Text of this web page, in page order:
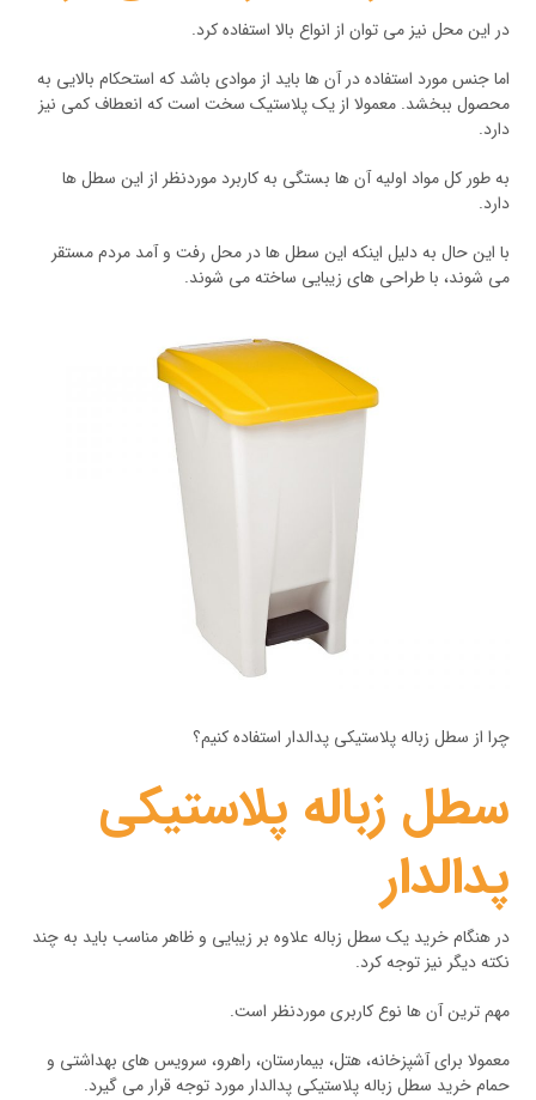
در این محل نیز می توان از انواع بالا استفاده کرد.
اما جنس مورد استفاده در آن ها باید از موادی باشد که استحکام بالایی به
محصول ببخشد. معمولا از یک پلاستیک سخت است که انعطاف کمی نیز
دارد.
به طور کل مواد اولیه آن ها بستگی به کاربرد موردنظر از این سطل ها
دارد.
با این حال به دلیل اینکه این سطل ها در محل رفت و آمد مردم مستقر
می شوند، با طراحی های زیبایی ساخته می شوند.
چرا از سطل زباله پلاستیکی پدالدار استفاده کنیم؟
سطل زباله پلاستیکی
پدالدار
در هنگام خرید یک سطل زباله علاوه بر زیبایی و ظاهر مناسب باید به چند
نکته دیگر نیز توجه کرد.
مهم ترین آن ها نوع کاربری موردنظر است.
معمولا برای آشپزخانه، هتل، بیمارستان، راهرو، سرویس های بهداشتی و
حمام خرید سطل زباله پلاستیکی پدالدار مورد توجه قرار می گیرد.